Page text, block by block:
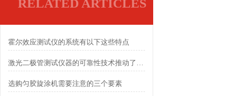
RELATED ARTICLES
霍尔效应测试仪的系统有以下这些特点
激光二极管测试仪器的可靠性技术推动了行业的发展
选购匀胶旋涂机需要注意的三个要素